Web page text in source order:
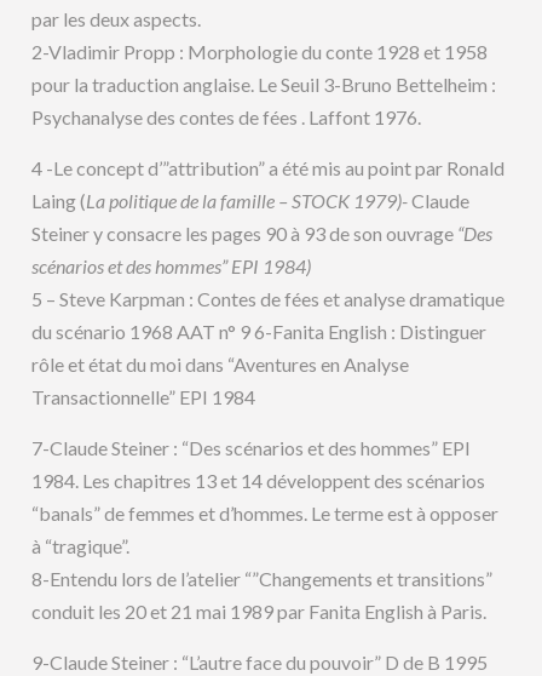
par les deux aspects.
2-Vladimir Propp : Morphologie du conte 1928 et 1958
pour la traduction anglaise. Le Seuil 3-Bruno Bettelheim :
Psychanalyse des contes de fées . Laffont 1976.
4 -Le concept d’”attribution” a été mis au point par Ronald
Laing (La politique de la famille – STOCK 1979)-Claude
Steiner y consacre les pages 90 à 93 de son ouvrage “Des
scénarios et des hommes” EPI 1984)
5 – Steve Karpman : Contes de fées et analyse dramatique
du scénario 1968 AAT n° 9 6-Fanita English : Distinguer
rôle et état du moi dans “Aventures en Analyse
Transactionnelle” EPI 1984
7-Claude Steiner : “Des scénarios et des hommes” EPI
1984. Les chapitres 13 et 14 développent des scénarios
“banals” de femmes et d’hommes. Le terme est à opposer
à “tragique”.
8-Entendu lors de l’atelier “”Changements et transitions”
conduit les 20 et 21 mai 1989 par Fanita English à Paris.
9-Claude Steiner : “L’autre face du pouvoir” D de B 1995